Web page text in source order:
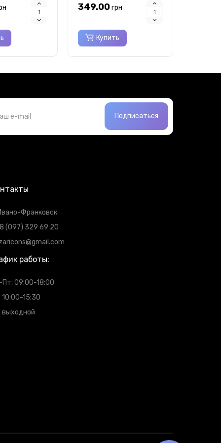
349.00грн
Купить
Подписаться
Франковск
(097) 329 69 20
работы:
Пт: 09:00-18:00
10:00-15:30
выходной